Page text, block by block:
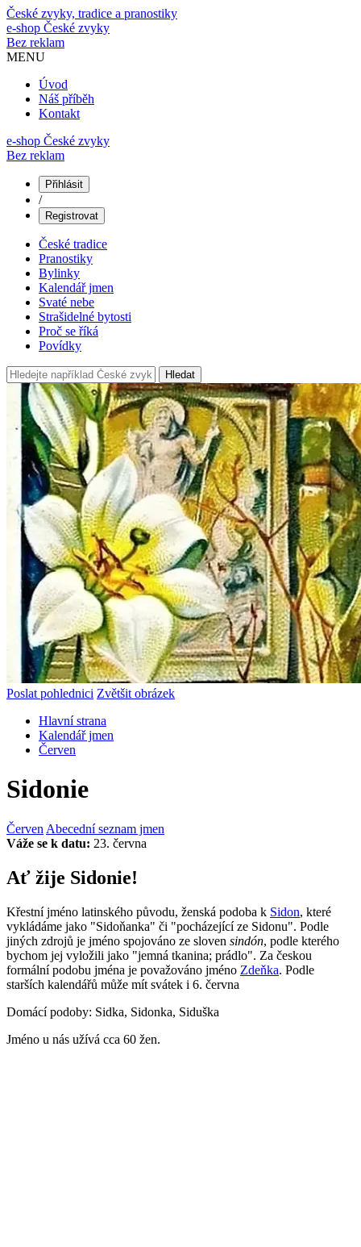
České zvyky, tradice a pranostiky
e-shop České zvyky
Bez reklam
MENU
Úvod
Náš příběh
Kontakt
e-shop České zvyky
Bez reklam
Přihlásit
/
Registrovat
České tradice
Pranostiky
Bylinky
Kalendář jmen
Svaté nebe
Strašidelné bytosti
Proč se říká
Povídky
Hledat
Poslat pohlednici Zvětšit obrázek
Hlavní strana
Kalendář jmen
Červen
Sidonie
Červen Abecední seznam jmen
Váže se k datu: 23. června
Ať žije Sidonie!
Křestní jméno latinského původu, ženská podoba k Sidon, které
vykládáme jako "Sidoňanka" či "pocházející ze Sidonu". Podle
jiných zdrojů je jméno spojováno ze sloven sindón, podle kterého
bychom jej vyložili jako "jemná tkanina; prádlo". Za českou
formální podobu jména je považováno jméno Zdeňka. Podle
starších kalendářů může mít svátek i 6. června
Domácí podoby: Sidka, Sidonka, Siduška
Jméno u nás užívá cca 60 žen.